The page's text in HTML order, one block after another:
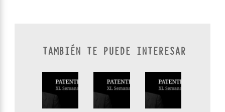
TAMBIÉN TE PUEDE INTERESAR